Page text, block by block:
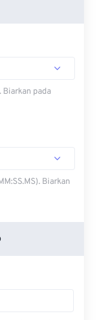
Biarkan pada
Biarkan